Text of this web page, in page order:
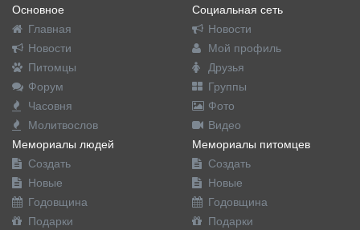
Основное
Главная
Новости
Питомцы
Форум
Часовня
Молитвослов
Социальная сеть
Новости
Мой профиль
Друзья
Группы
Фото
Видео
Мемориалы людей
Создать
Новые
Годовщина
Подарки
Мемориалы питомцев
Создать
Новые
Годовщина
Подарки